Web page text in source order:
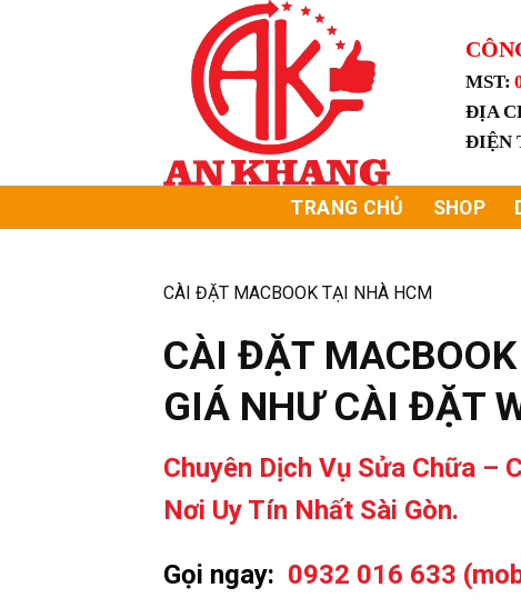
MST:
ĐỊA
ĐIỆN
TRANG CHỦ SHOP
CÀI ĐẶT MACBOOK TẠI NHÀ HCM
CÀI ĐẶT
GIÁ NHƯ CÀI ĐẶT
Chuyên Dịch Vụ Sửa Chữa –
Nơi Uy Tín Nhất Sài Gòn.
Gọi ngay: 0932 016 633